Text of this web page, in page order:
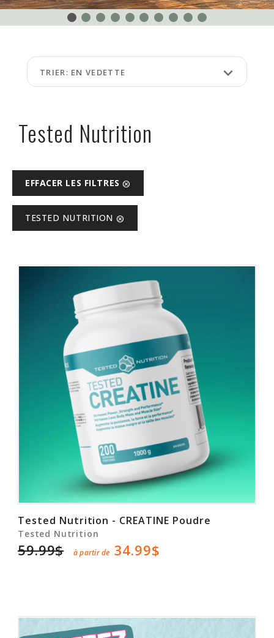
TRIER: EN VEDETTE keyboard_arrow_down
Tested Nutrition
EFFACER LES FILTREScancel
TESTED NUTRITION cancel
Tested Nutrition - CREATINE Poudre
Tested Nutrition
59.99$ à partir de 34.99$
ÉVÉNEMENTS
PROPOS
FAQ
CONDITIONS